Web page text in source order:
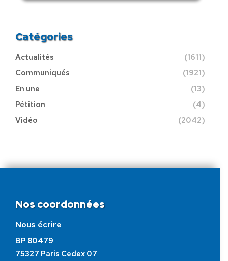
Catégories
Actualités
(1611)
Communiqués
(1921)
En une
(13)
Pétition
(4)
Vidéo
(2042)
Nos coordonnées
Nous écrire
BP 80479
75327 Paris Cedex 07